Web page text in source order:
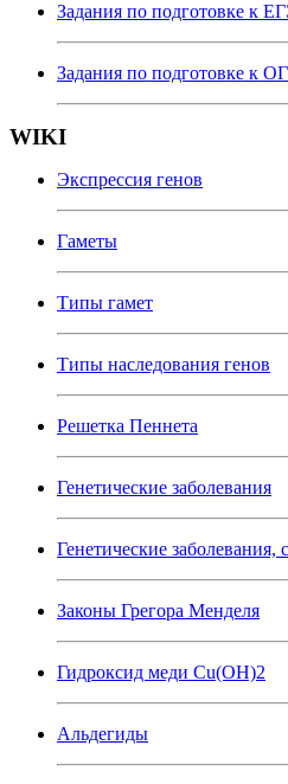
Задания по подготовке к
Задания по подготовке к
WIKI
Экспрессия генов
Гаметы
Типы гамет
Типы наследования генов
Решетка Пеннета
Генетические заболевания
Генетические
Законы Грегора Менделя
Гидроксид меди Cu(OH)2
Альдегиды